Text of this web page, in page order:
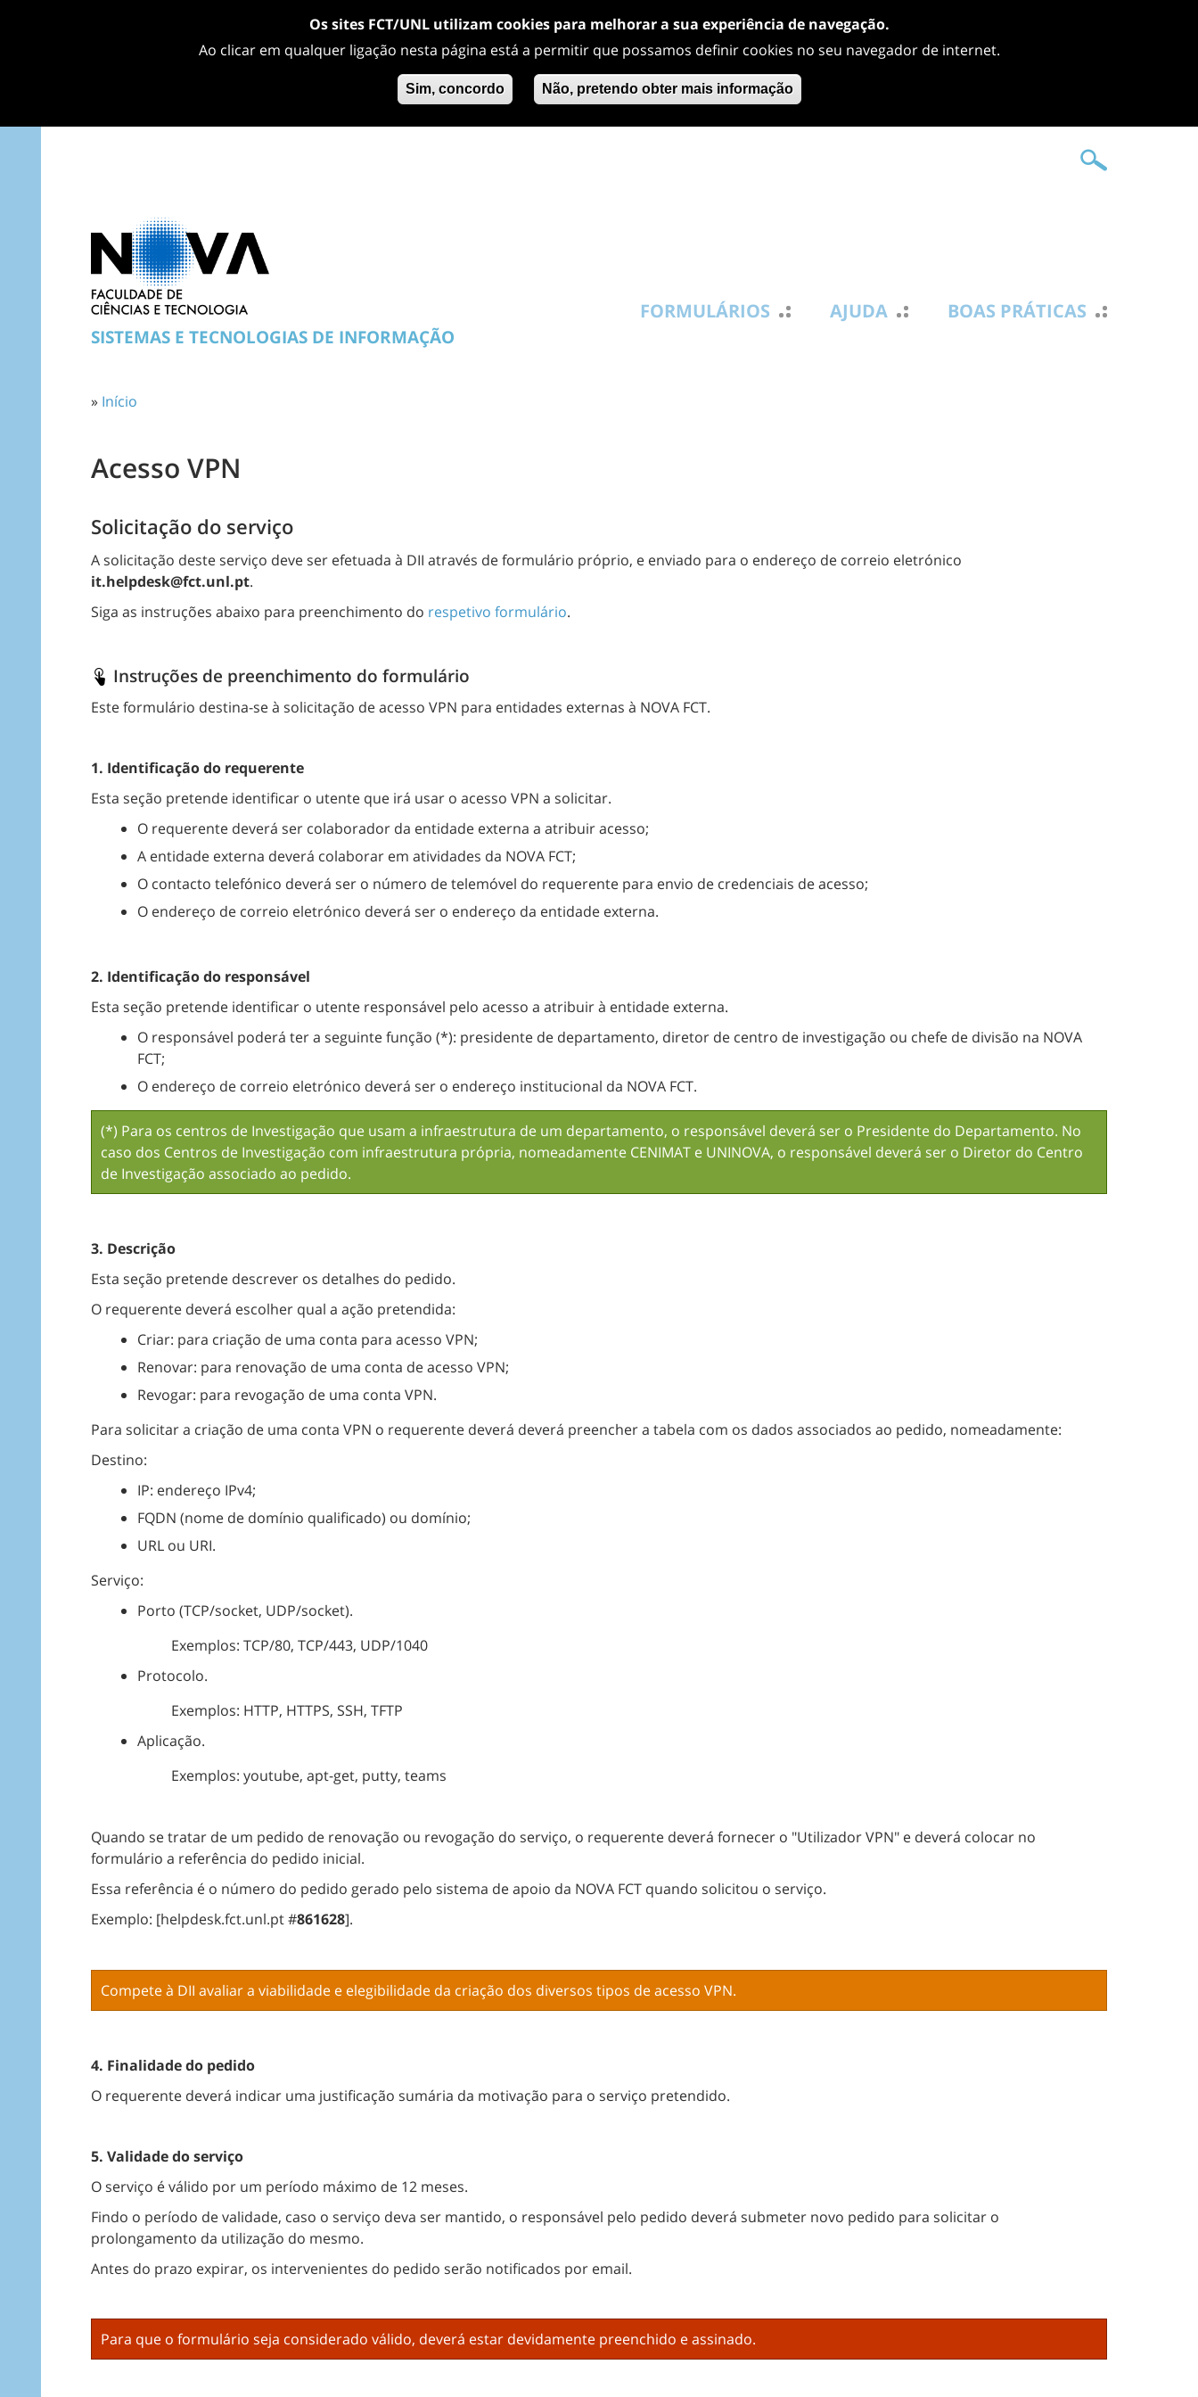
Os sites FCT/UNL utilizam cookies para melhorar a sua experiência de navegação.
Ao clicar em qualquer ligação nesta página está a permitir que possamos definir cookies no seu navegador de internet.
Sim, concordo Não, pretendo obter mais informação
SISTEMAS E TECNOLOGIAS DE INFORMAÇÃO
FORMULÁRIOS AJUDA BOAS PRÁTICAS
» Início
Acesso VPN
Solicitação do serviço
A solicitação deste serviço deve ser efetuada à DII através de formulário próprio, e enviado para o endereço de correio eletrónico
it.helpdesk@fct.unl.pt.
Siga as instruções abaixo para preenchimento do respetivo formulário.
Instruções de preenchimento do formulário
Este formulário destina-se à solicitação de acesso VPN para entidades externas à NOVA FCT.
1. Identificação do requerente
Esta seção pretende identificar o utente que irá usar o acesso VPN a solicitar.
O requerente deverá ser colaborador da entidade externa a atribuir acesso;
A entidade externa deverá colaborar em atividades da NOVA FCT;
O contacto telefónico deverá ser o número de telemóvel do requerente para envio de credenciais de acesso;
O endereço de correio eletrónico deverá ser o endereço da entidade externa.
2. Identificação do responsável
Esta seção pretende identificar o utente responsável pelo acesso a atribuir à entidade externa.
O responsável poderá ter a seguinte função (*): presidente de departamento, diretor de centro de investigação ou chefe de divisão na NOVA
FCT;
O endereço de correio eletrónico deverá ser o endereço institucional da NOVA FCT.
(*) Para os centros de Investigação que usam a infraestrutura de um departamento, o responsável deverá ser o Presidente do Departamento. No
caso dos Centros de Investigação com infraestrutura própria, nomeadamente CENIMAT e UNINOVA, o responsável deverá ser o Diretor do Centro
de Investigação associado ao pedido.
3. Descrição
Esta seção pretende descrever os detalhes do pedido.
O requerente deverá escolher qual a ação pretendida:
Criar: para criação de uma conta para acesso VPN;
Renovar: para renovação de uma conta de acesso VPN;
Revogar: para revogação de uma conta VPN.
Para solicitar a criação de uma conta VPN o requerente deverá deverá preencher a tabela com os dados associados ao pedido, nomeadamente:
Destino:
IP: endereço IPv4;
FQDN (nome de domínio qualificado) ou domínio;
URL ou URI.
Serviço:
Porto (TCP/socket, UDP/socket).
Exemplos: TCP/80, TCP/443, UDP/1040
Protocolo.
Exemplos: HTTP, HTTPS, SSH, TFTP
Aplicação.
Exemplos: youtube, apt-get, putty, teams
Quando se tratar de um pedido de renovação ou revogação do serviço, o requerente deverá fornecer o "Utilizador VPN" e deverá colocar no
formulário a referência do pedido inicial.
Essa referência é o número do pedido gerado pelo sistema de apoio da NOVA FCT quando solicitou o serviço.
Exemplo: [helpdesk.fct.unl.pt #861628].
Compete à DII avaliar a viabilidade e elegibilidade da criação dos diversos tipos de acesso VPN.
4. Finalidade do pedido
O requerente deverá indicar uma justificação sumária da motivação para o serviço pretendido.
5. Validade do serviço
O serviço é válido por um período máximo de 12 meses.
Findo o período de validade, caso o serviço deva ser mantido, o responsável pelo pedido deverá submeter novo pedido para solicitar o
prolongamento da utilização do mesmo.
Antes do prazo expirar, os intervenientes do pedido serão notificados por email.
Para que o formulário seja considerado válido, deverá estar devidamente preenchido e assinado.